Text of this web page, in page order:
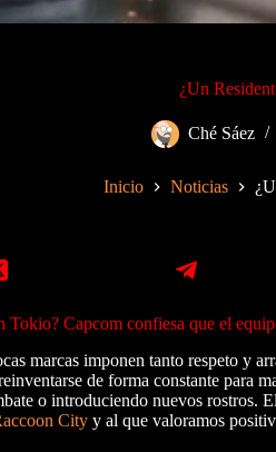
¿Un
Ché Sáez
Inicio Noticias
Capcom confiesa que el
marcas imponen tanto respeto y
de forma constante para
o introduciendo nuevos
City y al que valoramos